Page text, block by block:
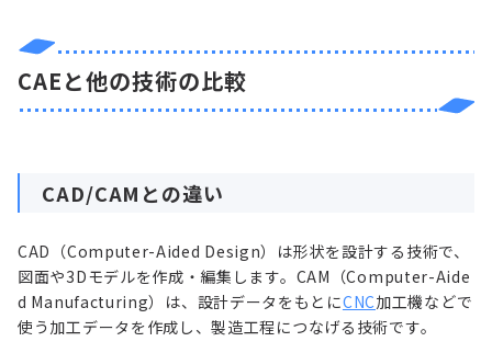
CAEと他の技術の比較
CAD/CAMとの違い
CAD（Computer-Aided Design）は形状を設計する技術で、
図面や3Dモデルを作成・編集します。CAM（Computer-Aide
d Manufacturing）は、設計データをもとにCNC加工機などで
使う加工データを作成し、製造工程につなげる技術です。